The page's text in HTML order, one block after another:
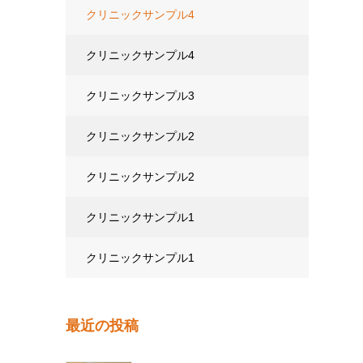
クリニックサンプル4
クリニックサンプル4
クリニックサンプル3
クリニックサンプル2
クリニックサンプル2
クリニックサンプル1
クリニックサンプル1
最近の投稿